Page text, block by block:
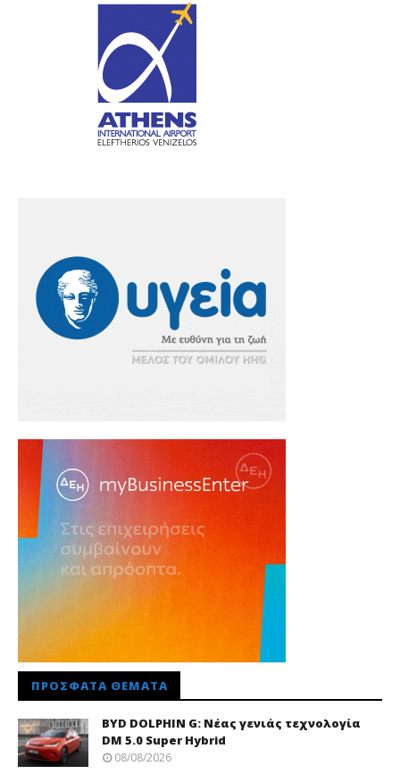
ΠΡΌΣΦΑΤΑ ΘΈΜΑΤΑ
BYD DOLPHIN G: Νέας γενιάς τεχνολογία
DM 5.0 Super Hybrid
08/08/2026